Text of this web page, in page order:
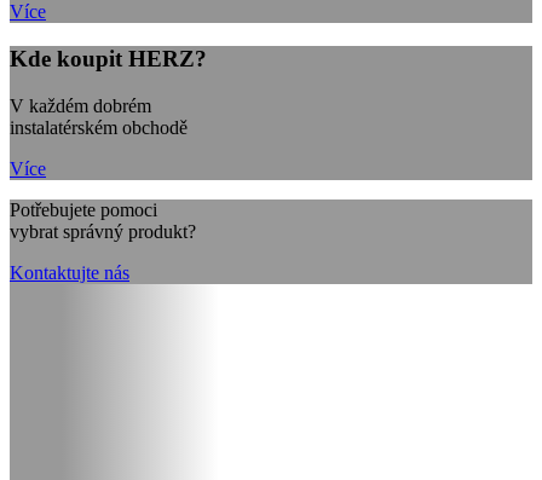
Více
Kde koupit HERZ?
V každém dobrém
instalatérském obchodě
Více
Potřebujete pomoci
vybrat správný produkt?
Kontaktujte nás